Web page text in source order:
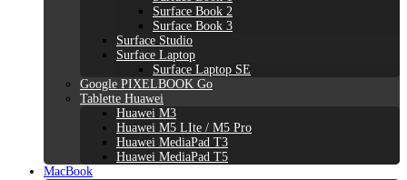
Surface Book 2
Surface Book 3
Surface Studio
Surface Laptop
Surface Laptop SE
Google PIXELBOOK Go
Tablette Huawei
Huawei M3
Huawei M5 LIte / M5 Pro
Huawei MediaPad T3
Huawei MediaPad T5
MacBook